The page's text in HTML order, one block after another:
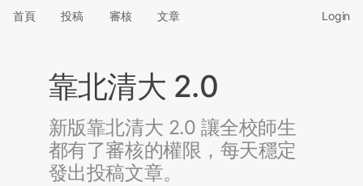
首頁 投稿 審核 文章 Login
靠北清大 2.0
新版靠北清大 2.0 讓全校師生
都有了審核的權限，每天穩定
發出投稿文章。